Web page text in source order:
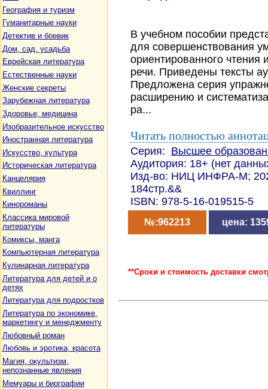
География и туризм
Гуманитарные науки
Детектив и боевик
Дом, сад, усадьба
Еврейская литература
Естественные науки
Женские секреты
Зарубежная литература
Здоровье, медицина
Изобразительное искусство
Иностранная литература
Искусство, культура
Историческая литература
Канцелярия
Квиллинг
Кинороманы
Классика мировой
литературы
Комиксы, манга
Компьютерная литература
Кулинарная литература
Литература для детей и о
детях
Литература для подростков
Литература по экономике,
маркетингу и менеджменту
Любовный роман
Любовь и эротика, красота
Магия, окультизм,
непознанные явления
Мемуары и биографии
В учебном пособии
для совершенствования
ориентированного чтения
речи. Приведены тексты
Предложена серия
расширению и
ра...
Читать полностью
Серия: Высшее
Аудитория: 18+ (нет
Изд-во: НИЦ ИНФРА-М;
184стр.&&
ISBN: 978-5-16-019515-5
№:962213 цена:
**Сроки и стоимость доставки